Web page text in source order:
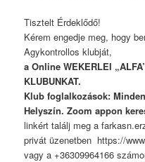
Tisztelt Érdeklődő!
Kérem engedje meg, hogy
Agykontrollos klubját,
a Online WEKERLEI
KLUBUNKAT.
Klub foglalkozások:
Helyszín. Zoom appon
linkért találj meg a
privát üzenetben https://
vagy a +36309964166